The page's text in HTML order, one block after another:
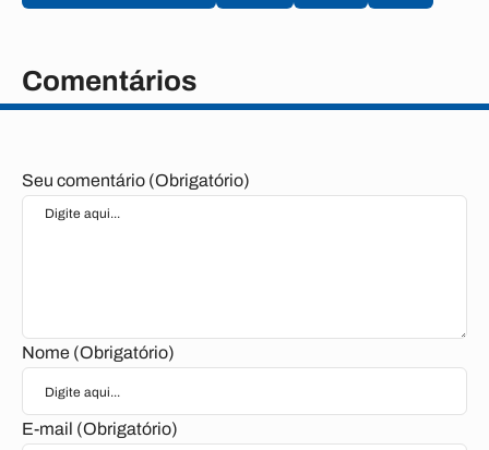
Comentários
Seu comentário (Obrigatório)
Nome (Obrigatório)
E-mail (Obrigatório)